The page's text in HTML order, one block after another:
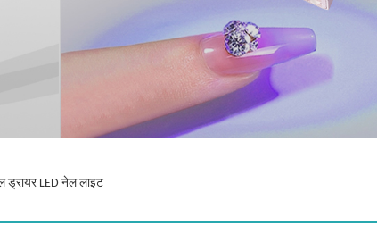
ड्रायर LED नेल लाइट